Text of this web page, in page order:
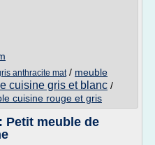
anthracite mat/ meuble
cuisine gris et blanc /
cuisine rouge et gris
Petit meuble de